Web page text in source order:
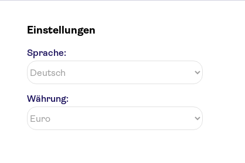
Einstellungen
Sprache:
Währung: